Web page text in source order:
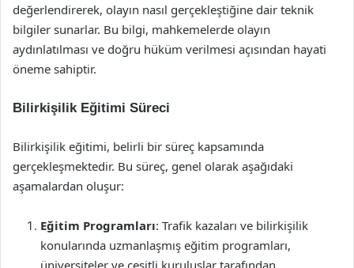
değerlendirerek, olayın nasıl gerçekleştiğine dair teknik
bilgiler sunarlar. Bu bilgi, mahkemelerde olayın
aydınlatılması ve doğru hüküm verilmesi açısından hayati
öneme sahiptir.
Bilirkişilik Eğitimi Süreci
Bilirkişilik eğitimi, belirli bir süreç kapsamında
gerçekleşmektedir. Bu süreç, genel olarak aşağıdaki
aşamalardan oluşur:
Eğitim Programları: Trafik kazaları ve bilirkişilik
konularında uzmanlaşmış eğitim programları,
üniversiteler ve çeşitli kuruluşlar tarafından